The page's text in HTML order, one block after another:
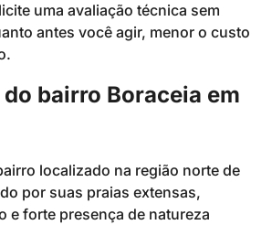
uma avaliação técnica sem
antes você agir, menor o custo
bairro Boraceia em
localizado na região norte de
por suas praias extensas,
e forte presença de natureza